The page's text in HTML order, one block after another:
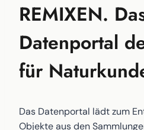
REMIXEN.
Datenportal
für
Das Datenportal lädt zum
Objekte aus den